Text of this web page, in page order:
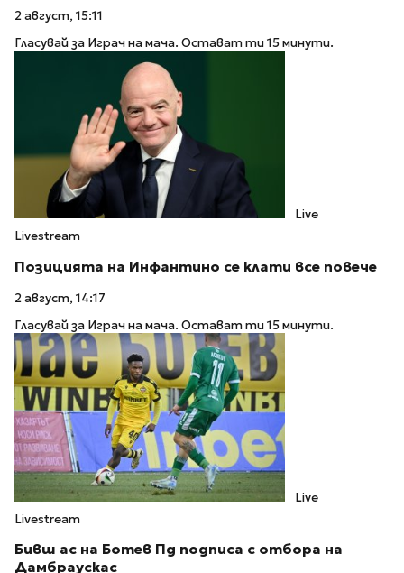
2 август, 15:11
Гласувай за Играч на мача. Остават ти 15 минути.
Live
Livestream
Позицията на Инфантино се клати все повече
2 август, 14:17
Гласувай за Играч на мача. Остават ти 15 минути.
Live
Livestream
Бивш ас на Ботев Пд подписа с отбора на
Дамбраускас